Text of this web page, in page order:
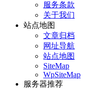
服务条款
关于我们
站点地图
文章归档
网址导航
站点地图
SiteMap
WpSiteMap
服务器推荐